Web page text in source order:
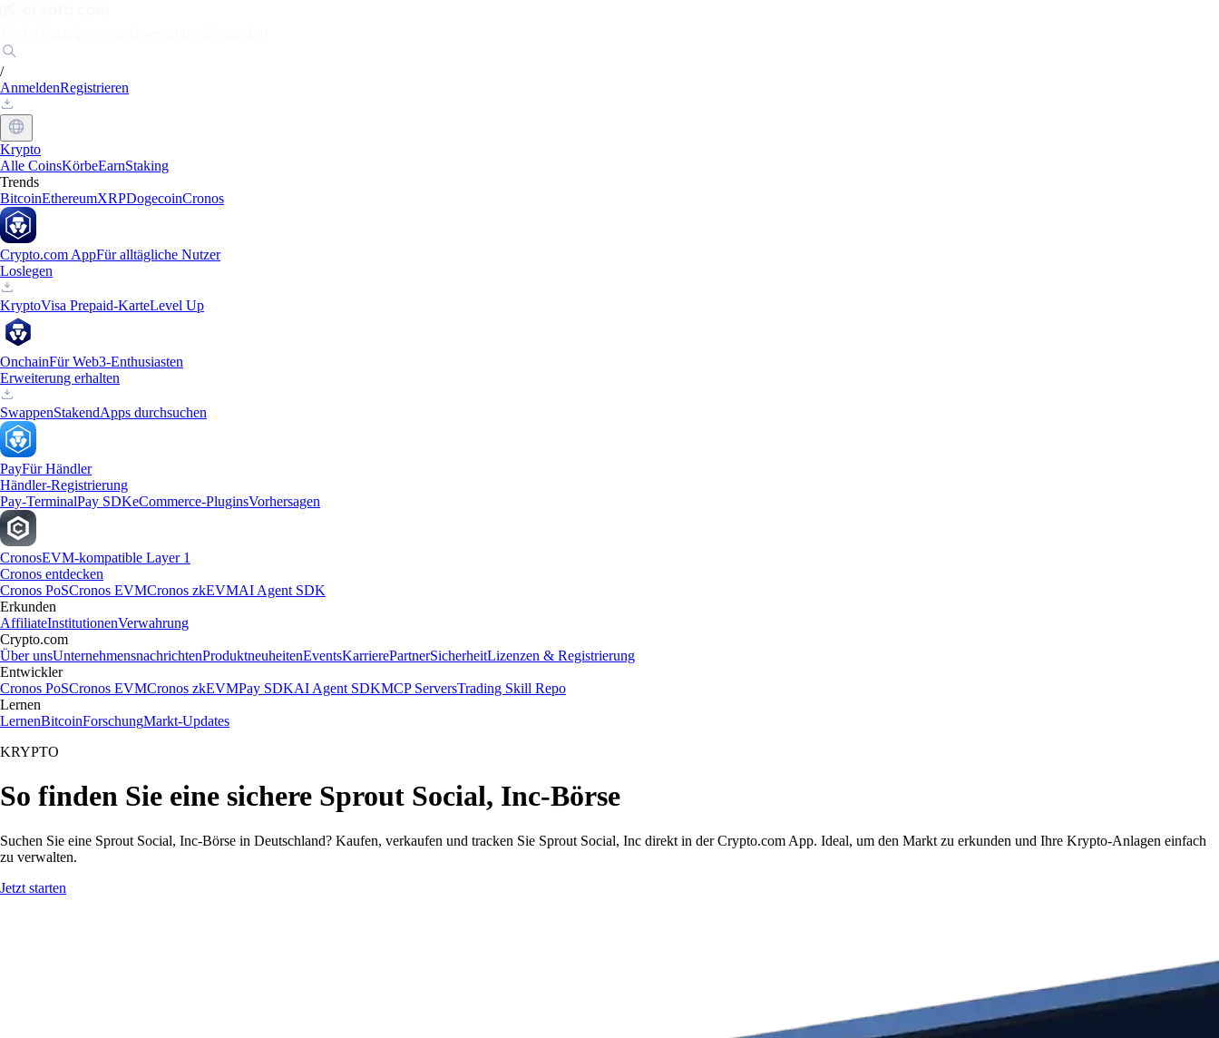
/
AnmeldenRegistrieren
Krypto
Alle CoinsKörbeEarnStaking
Trends
BitcoinEthereumXRPDogecoinCronos
Crypto.com AppFür alltägliche Nutzer
Loslegen
KryptoVisa Prepaid-KarteLevel Up
OnchainFür Web3-Enthusiasten
Erweiterung erhalten
SwappenStakendApps durchsuchen
PayFür Händler
Händler-Registrierung
Pay-TerminalPay SDKeCommerce-PluginsVorhersagen
CronosEVM-kompatible Layer 1
Cronos entdecken
Cronos PoSCronos EVMCronos zkEVMAI Agent SDK
Erkunden
AffiliateInstitutionenVerwahrung
Crypto.com
Über unsUnternehmensnachrichtenProduktneuheitenEventsKarrierePartnerSicherheitLizenzen & Registrierung
Entwickler
Cronos PoSCronos EVMCronos zkEVMPay SDKAI Agent SDKMCP ServersTrading Skill Repo
Lernen
LernenBitcoinForschungMarkt-Updates
KRYPTO
So finden Sie eine sichere Sprout Social, Inc-Börse
Suchen Sie eine Sprout Social, Inc-Börse in Deutschland? Kaufen, verkaufen und tracken Sie Sprout Social, Inc direkt in der Crypto.com App. Ideal, um den Markt zu erkunden und Ihre Krypto-Anlagen einfach
zu verwalten.
Jetzt starten